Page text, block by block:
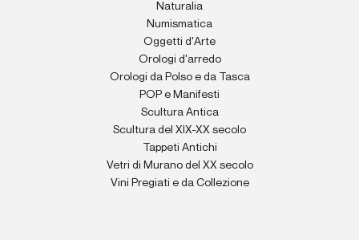
Naturalia
Numismatica
Oggetti d'Arte
Orologi d'arredo
Orologi da Polso e da Tasca
POP e Manifesti
Scultura Antica
Scultura del XIX-XX secolo
Tappeti Antichi
Vetri di Murano del XX secolo
Vini Pregiati e da Collezione